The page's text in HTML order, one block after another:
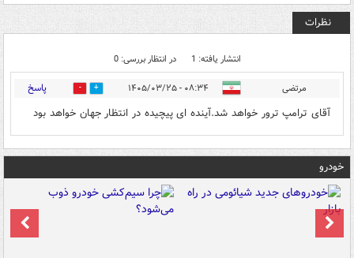
نظرات
انتشار یافته: 1 در انتظار بررسی: 0
مرتضی ۰۸:۳۴ - ۱۴۰۵/۰۳/۲۵ 2 پاسخ
آقای ترامپ ترور خواهد شد.آینده ای پیچیده در انتظار جهان خواهد بود
خودرو